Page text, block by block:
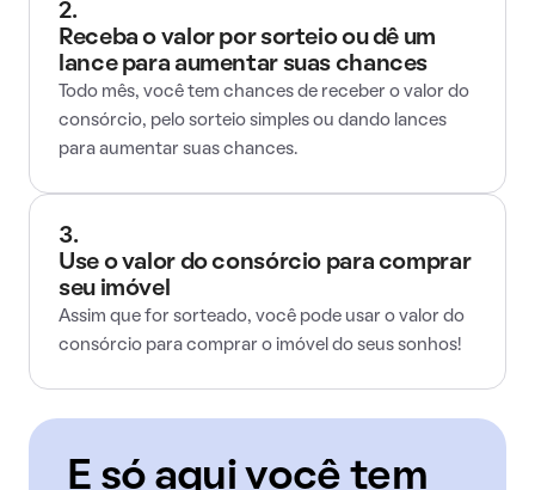
2.
Receba o valor por sorteio ou dê um
lance para aumentar suas chances
Todo mês, você tem chances de receber o valor do
consórcio, pelo sorteio simples ou dando lances
para aumentar suas chances.
3.
Use o valor do consórcio para comprar
seu imóvel
Assim que for sorteado, você pode usar o valor do
consórcio para comprar o imóvel do seus sonhos!
E só aqui você tem